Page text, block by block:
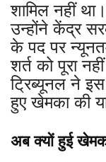
शामिल नहीं
उन्होंने केंद्र
के पद पर
शर्त को पूरा
ट्रिब्यूनल ने
हुए खेमका की
अब क्यों हुई